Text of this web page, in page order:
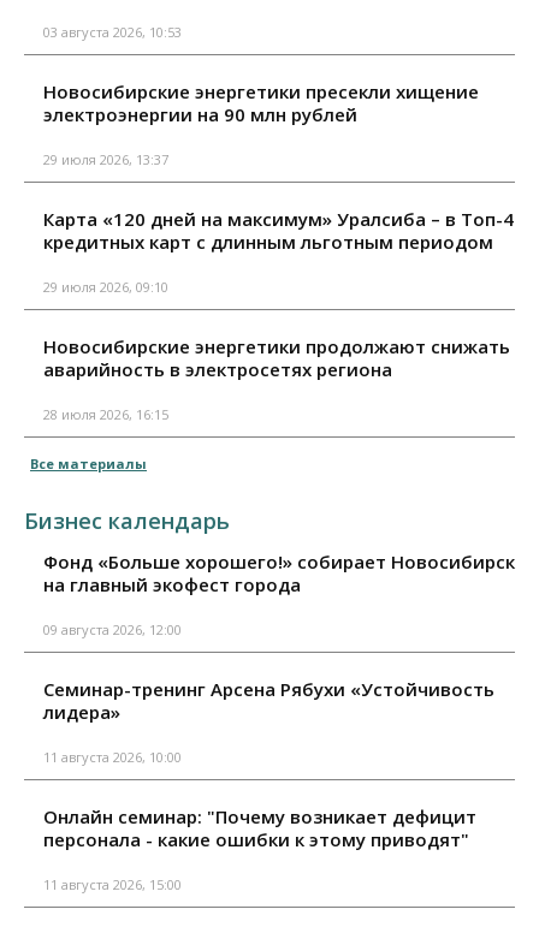
03 августа 2026, 10:53
Новосибирские энергетики пресекли хищение
электроэнергии на 90 млн рублей
29 июля 2026, 13:37
Карта «120 дней на максимум» Уралсиба – в Топ-4
кредитных карт с длинным льготным периодом
29 июля 2026, 09:10
Новосибирские энергетики продолжают снижать
аварийность в электросетях региона
28 июля 2026, 16:15
Все материалы
Бизнес календарь
Фонд «Больше хорошего!» собирает Новосибирск
на главный экофест города
09 августа 2026, 12:00
Семинар-тренинг Арсена Рябухи «Устойчивость
лидера»
11 августа 2026, 10:00
Онлайн семинар: "Почему возникает дефицит
персонала - какие ошибки к этому приводят"
11 августа 2026, 15:00